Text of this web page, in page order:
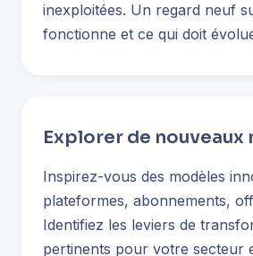
inexploitées. Un regard neuf
fonctionne et ce qui doit
Explorer de nouveaux
Inspirez-vous des modèles
plateformes, abonnements,
Identifiez les leviers de
pertinents pour votre secteur